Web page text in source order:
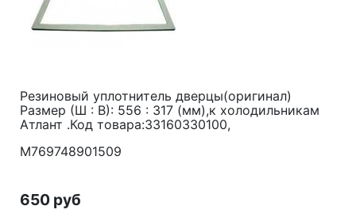
Резиновый уплотнитель дверцы(оригинал)
Размер (Ш : В): 556 : 317 (мм),к холодильникам
Атлант .Код товара:33160330100,
M769748901509
650 руб